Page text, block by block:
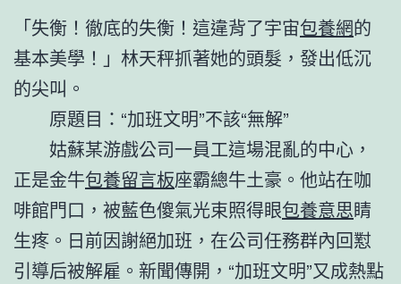
「失衡！徹底的失衡！這違背了宇宙包養網的
基本美學！」林天秤抓著她的頭髮，發出低沉
的尖叫。
原題目：“加班文明”不該“無解”
姑蘇某游戲公司一員工這場混亂的中心，
正是金牛包養留言板座霸總牛土豪。他站在咖
啡館門口，被藍色傻氣光束照得眼包養意思睛
生疼。日前因謝絕加班，在公司任務群內回懟
引導后被解雇。新聞傳開，“加班文明”又成熱點